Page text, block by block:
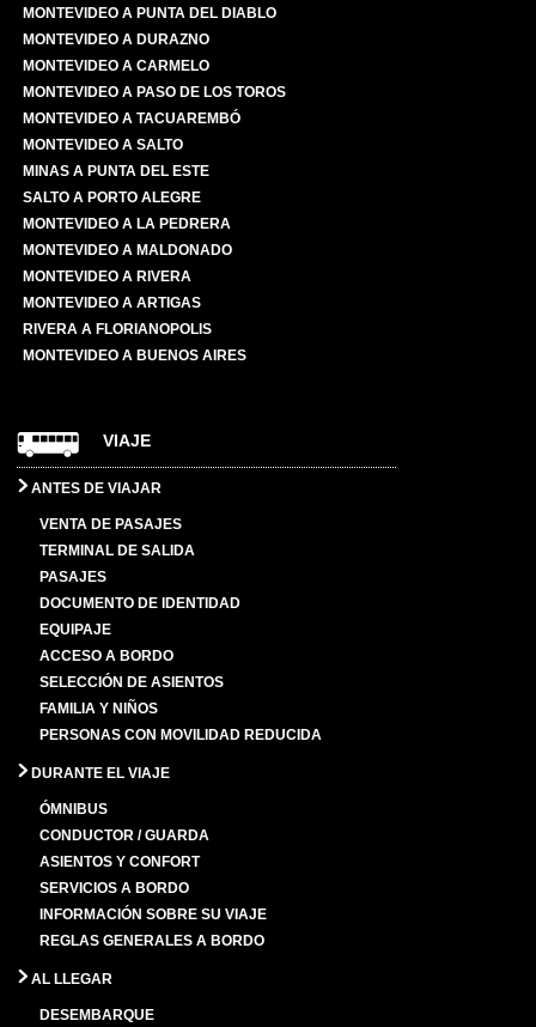
MONTEVIDEO A PUNTA DEL DIABLO
MONTEVIDEO A DURAZNO
MONTEVIDEO A CARMELO
MONTEVIDEO A PASO DE LOS TOROS
MONTEVIDEO A TACUAREMBÓ
MONTEVIDEO A SALTO
MINAS A PUNTA DEL ESTE
SALTO A PORTO ALEGRE
MONTEVIDEO A LA PEDRERA
MONTEVIDEO A MALDONADO
MONTEVIDEO A RIVERA
MONTEVIDEO A ARTIGAS
RIVERA A FLORIANOPOLIS
MONTEVIDEO A BUENOS AIRES
VIAJE
ANTES DE VIAJAR
VENTA DE PASAJES
TERMINAL DE SALIDA
PASAJES
DOCUMENTO DE IDENTIDAD
EQUIPAJE
ACCESO A BORDO
SELECCIÓN DE ASIENTOS
FAMILIA Y NIÑOS
PERSONAS CON MOVILIDAD REDUCIDA
DURANTE EL VIAJE
ÓMNIBUS
CONDUCTOR / GUARDA
ASIENTOS Y CONFORT
SERVICIOS A BORDO
INFORMACIÓN SOBRE SU VIAJE
REGLAS GENERALES A BORDO
AL LLEGAR
DESEMBARQUE